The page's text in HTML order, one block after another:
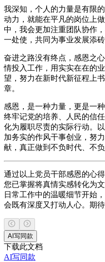
我深知，个人的力量是有限
动力，就能在平凡的岗位上
中，我会更加注重团队协作
一处使，共同为事业发展添砖
奋进之路没有终点，感恩之
情投入工作，用实实在在的
望，努力在新时代新征程上
章。
感恩，是一种力量，更是一
终牢记党的培养、人民的信
化为履职尽责的实际行动。
加务实的作风干事创业，努
献，真正做到不负时代、不
通过以上党员干部感恩的心
您已掌握将真情实感转化为
日常工作中的温暖细节开始
会既有深度又打动人心。期
AI写同款
下载此文档
AI写同款